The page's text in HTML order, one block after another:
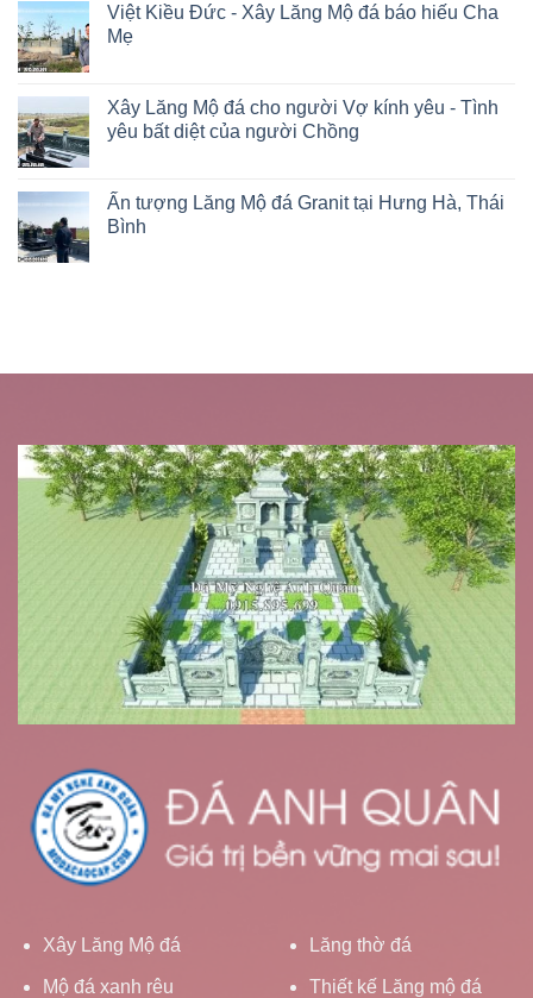
Việt Kiều Đức - Xây Lăng Mộ đá báo hiếu Cha
Mẹ
Xây Lăng Mộ đá cho người Vợ kính yêu - Tình
yêu bất diệt của người Chồng
Ấn tượng Lăng Mộ đá Granit tại Hưng Hà, Thái
Bình
Xây Lăng Mộ đá
Mộ đá xanh rêu
Lăng thờ đá
Thiết kế Lăng mộ đá